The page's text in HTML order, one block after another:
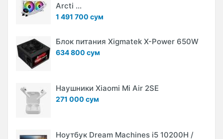
Arcti ...
1 491 700 сум
Блок питания Xigmatek X-Power 650W
634 800 сум
Наушники Xiaomi Mi Air 2SE
271 000 сум
Ноутбук Dream Machines i5 10200H /